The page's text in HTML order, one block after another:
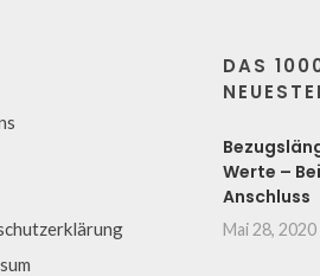
DAS
Werte –
Anschluss
Mai 28, 2020